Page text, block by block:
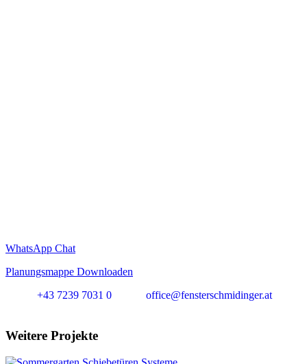
WhatsApp Chat
Planungsmappe Downloaden
+43 7239 7031 0
office@fensterschmidinger.at
Weitere Projekte